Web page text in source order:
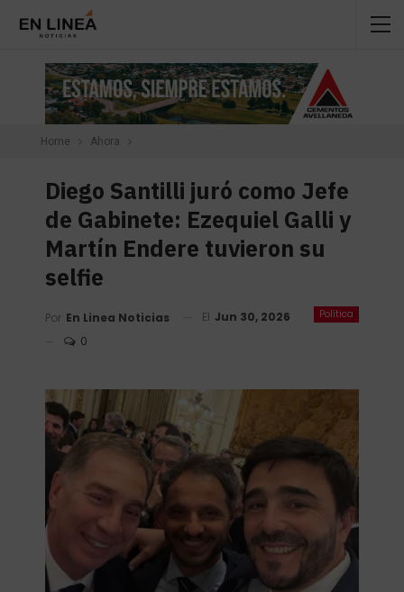
Home Ahora
Diego Santilli juró como Jefe
de Gabinete: Ezequiel Galli y
Martín Endere tuvieron su
selfie
Política
Por En Linea Noticias El Jun 30, 2026
0